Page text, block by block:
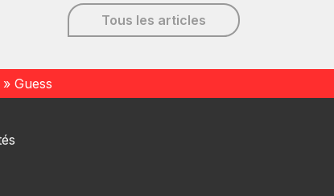
Tous les articles
» Guess